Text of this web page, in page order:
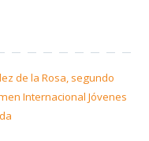
de la Rosa, segundo
Internacional Jóvenes